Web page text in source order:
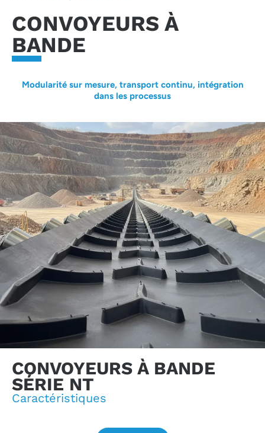
CONVOYEURS À
BANDE
Modularité sur mesure, transport continu, intégration
dans les processus
CONVOYEURS À BANDE
SÉRIE NT
Caractéristiques